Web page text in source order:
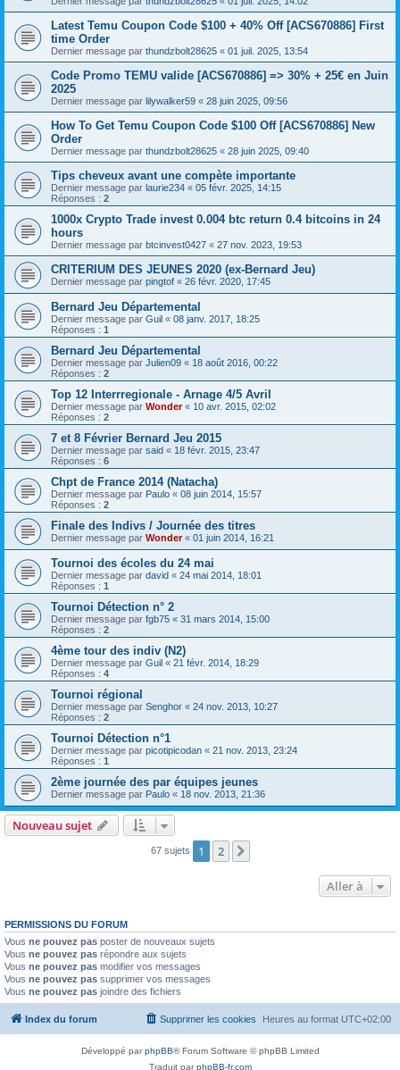
Latest Temu Coupon Code $100 + 40% Off [ACS670886] First
time Order
Dernier message par thundzbolt28625 « 01 juil. 2025, 13:54
Code Promo TEMU valide [ACS670886] => 30% + 25€ en Juin
2025
Dernier message par lilywalker59 « 28 juin 2025, 09:56
How To Get Temu Coupon Code $100 Off [ACS670886] New
Order
Dernier message par thundzbolt28625 « 28 juin 2025, 09:40
Tips cheveux avant une compète importante
Dernier message par laurie234 « 05 févr. 2025, 14:15
Réponses : 2
1000x Crypto Trade invest 0.004 btc return 0.4 bitcoins in 24
hours
Dernier message par btcinvest0427 « 27 nov. 2023, 19:53
CRITERIUM DES JEUNES 2020 (ex-Bernard Jeu)
Dernier message par pingtof « 26 févr. 2020, 17:45
Bernard Jeu Départemental
Dernier message par Guil « 08 janv. 2017, 18:25
Réponses : 1
Bernard Jeu Départemental
Dernier message par Julien09 « 18 août 2016, 00:22
Réponses : 2
Top 12 Interrregionale - Arnage 4/5 Avril
Dernier message par Wonder« 10 avr. 2015, 02:02
Réponses : 2
7 et 8 Février Bernard Jeu 2015
Dernier message par said « 18 févr. 2015, 23:47
Réponses : 6
Chpt de France 2014 (Natacha)
Dernier message par Paulo « 08 juin 2014, 15:57
Réponses : 2
Finale des Indivs / Journée des titres
Dernier message par Wonder« 01 juin 2014, 16:21
Tournoi des écoles du 24 mai
Dernier message par david « 24 mai 2014, 18:01
Réponses : 1
Tournoi Détection n° 2
Dernier message par fgb75 « 31 mars 2014, 15:00
Réponses : 2
4ème tour des indiv (N2)
Dernier message par Guil « 21 févr. 2014, 18:29
Réponses : 4
Tournoi régional
Dernier message par Senghor « 24 nov. 2013, 10:27
Réponses : 2
Tournoi Détection n°1
Dernier message par picotipicodan « 21 nov. 2013, 23:24
Réponses : 1
2ème journée des par équipes jeunes
Dernier message par Paulo « 18 nov. 2013, 21:36
Nouveau sujet
67 sujets 1 2
Aller à
PERMISSIONS DU FORUM
Vous ne pouvez pas poster de nouveaux sujets
Vous ne pouvez pas répondre aux sujets
Vous ne pouvez pas modifier vos messages
Vous ne pouvez pas supprimer vos messages
Vous ne pouvez pas joindre des fichiers
Index du forum Heures au format UTC+02:00
Supprimer les cookies
Développé parphpBB® Forum Software © phpBB Limited
Traduit parphpBB-fr.com